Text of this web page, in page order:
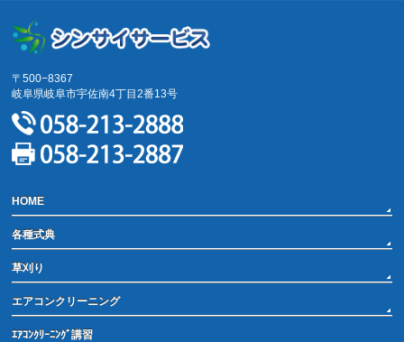
〒500−8367
岐阜県岐阜市宇佐南4丁目2番13号
HOME
各種式典
草刈り
エアコンクリーニング
ｴｱｺﾝｸﾘｰﾆﾝｸﾞ講習